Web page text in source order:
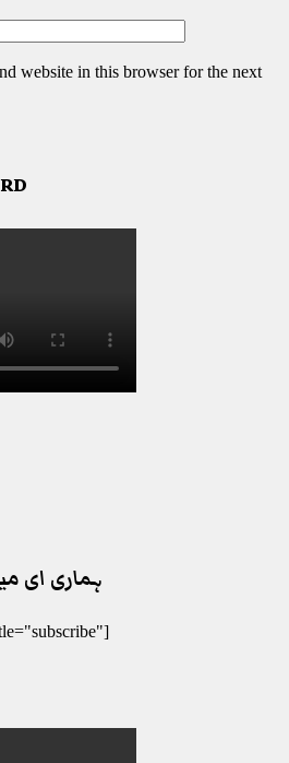
website in this browser for the next
ہماری ای